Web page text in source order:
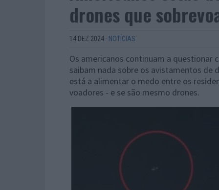
drones que
14 DEZ 2024 · NOTÍCIAS
Os americanos continuam a questionar
saibam nada sobre os avistamentos de
está a alimentar o medo entre os
voadores - e se são mesmo drones.